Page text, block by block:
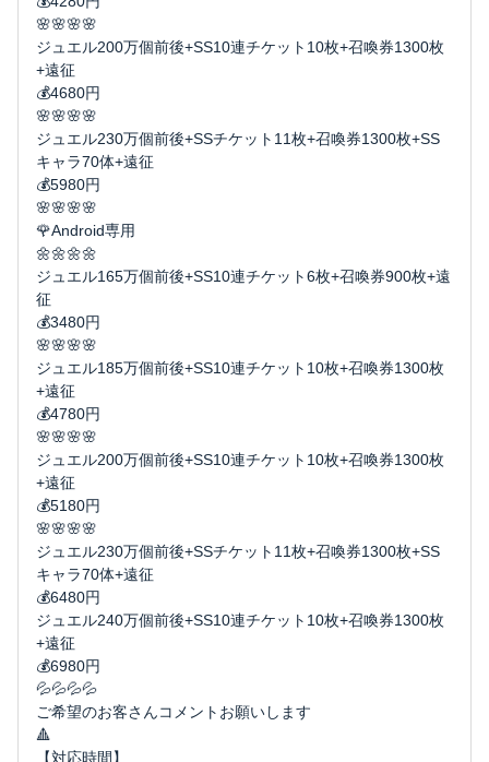
🌸🌸🌸🌸
ジュエル200万個前後+SS10連チケット10枚+召喚券1300枚
+遠征
💰4680円
🌸🌸🌸🌸
ジュエル230万個前後+SSチケット11枚+召喚券1300枚+SS
キャラ70体+遠征
💰5980円
🌸🌸🌸🌸
🌹Android専用
🌼🌼🌼🌼
ジュエル165万個前後+SS10連チケット6枚+召喚券900枚+遠
征
💰3480円
🌸🌸🌸🌸
ジュエル185万個前後+SS10連チケット10枚+召喚券1300枚
+遠征
💰4780円
🌸🌸🌸🌸
ジュエル200万個前後+SS10連チケット10枚+召喚券1300枚
+遠征
💰5180円
🌸🌸🌸🌸
ジュエル230万個前後+SSチケット11枚+召喚券1300枚+SS
キャラ70体+遠征
💰6480円
ジュエル240万個前後+SS10連チケット10枚+召喚券1300枚
+遠征
💰6980円
💦💦💦💦
ご希望のお客さんコメントお願いします
🔺
【対応時間】